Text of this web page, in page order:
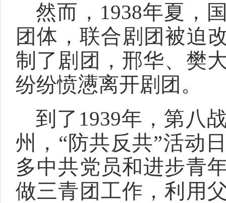
然而，1938年夏，
团体，联合剧团被迫
制了剧团，邢华、樊
纷纷愤懑离开剧团。
到了1939年，第八
州，“防共反共”活动
多中共党员和进步青
做三青团工作，利用